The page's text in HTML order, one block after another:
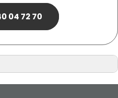
04 72 70